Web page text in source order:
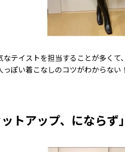
なテイストを担当することが多く
っぽい着こなしのコツがわからな
トアップ、にならず」